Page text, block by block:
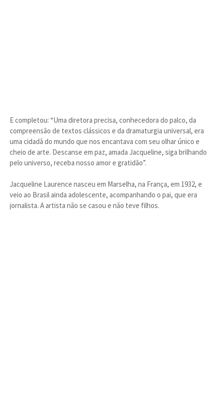
E completou: “Uma diretora precisa, conhecedora do palco, da
compreensão de textos clássicos e da dramaturgia universal, era
uma cidadã do mundo que nos encantava com seu olhar único e
cheio de arte. Descanse em paz, amada Jacqueline, siga brilhando
pelo universo, receba nosso amor e gratidão”.
Jacqueline Laurence nasceu em Marselha, na França, em 1932, e
veio ao Brasil ainda adolescente, acompanhando o pai, que era
jornalista. A artista não se casou e não teve filhos.